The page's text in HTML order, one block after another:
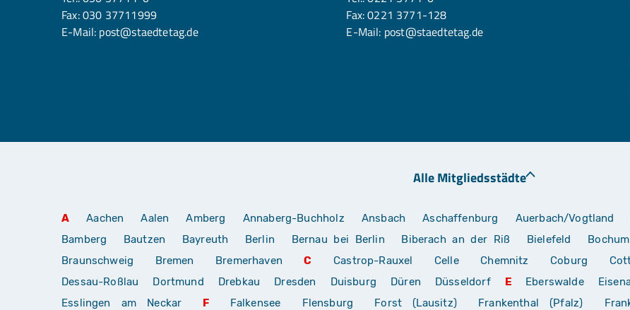
Fax: 030 37711999
E-Mail: post@staedtetag.de
Fax: 0221 3771-128
E-Mail: post@staedtetag.de
Alle Mitgliedsstädte
A Aachen Aalen Amberg Annaberg-Buchholz Ansbach Aschaffenburg Auerbach/Vogtland
Bamberg
Bautzen Bayreuth Berlin Bernau bei Berlin Biberach an der Riß Bielefeld Bochum
Braunschweig
Bremen Bremerhaven C Castrop-Rauxel Celle Chemnitz Coburg
Dessau-Roßlau
Dortmund Drebkau Dresden Duisburg Düren Düsseldorf E Eberswalde
Esslingen am Neckar
F Falkensee Flensburg Forst (Lausitz) Frankenthal (Pfalz)